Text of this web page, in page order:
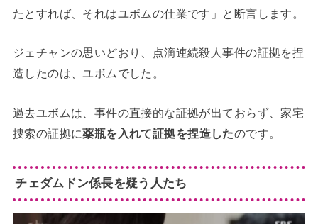
たとすれば、それはユボムの仕業です」と断言します。
ジェチャンの思いどおり、点滴連続殺人事件の証拠を捏
造したのは、ユボムでした。
過去ユボムは、事件の直接的な証拠が出ておらず、家宅
捜索の証拠に薬瓶を入れて証拠を捏造したのです。
チェダムドン係長を疑う人たち